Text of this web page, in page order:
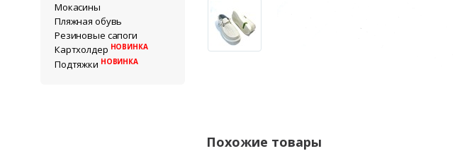
Мокасины
Пляжная обувь
Резиновые сапоги
Картхолдер НОВИНКА
Подтяжки НОВИНКА
Похожие товары